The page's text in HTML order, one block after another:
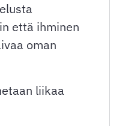
että ihminen
oman
liikaa